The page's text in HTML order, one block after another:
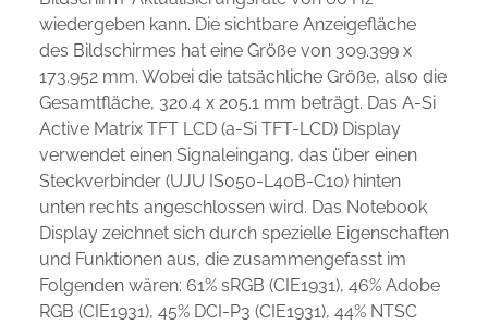
wiedergeben kann. Die sichtbare Anzeigefläche
des Bildschirmes hat eine Größe von 309.399 x
173.952 mm. Wobei die tatsächliche Größe, also die
Gesamtfläche, 320.4 x 205.1 mm beträgt. Das A-Si
Active Matrix TFT LCD (a-Si TFT-LCD) Display
verwendet einen Signaleingang, das über einen
Steckverbinder (UJU IS050-L40B-C10) hinten
unten rechts angeschlossen wird. Das Notebook
Display zeichnet sich durch spezielle Eigenschaften
und Funktionen aus, die zusammengefasst im
Folgenden wären: 61% sRGB (CIE1931), 46% Adobe
RGB (CIE1931), 45% DCI-P3 (CIE1931), 44% NTSC